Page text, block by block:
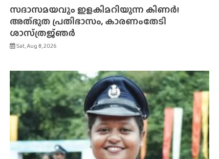
സദാസമയവും ഇളകിമറിയുന്ന കിണർ!
അത്‌ഭുത പ്രതിഭാസം, കാരണംതേടി
ശാസ്‌ത്രജ്‌ഞർ
Sat, Aug 8, 2026